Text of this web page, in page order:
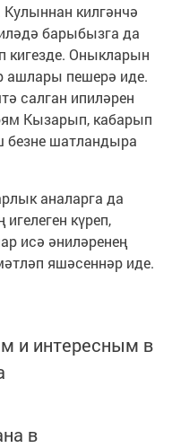
килгәнчә
барыбызга да
кигезде. Оныкларын
ашлары пешерә иде.
салган ипиләрен
Кызарып, кабарып
безне шатландыра
аналарга да
күреп,
исә әниләренең
яшәсеннәр иде.
и интересным в
в